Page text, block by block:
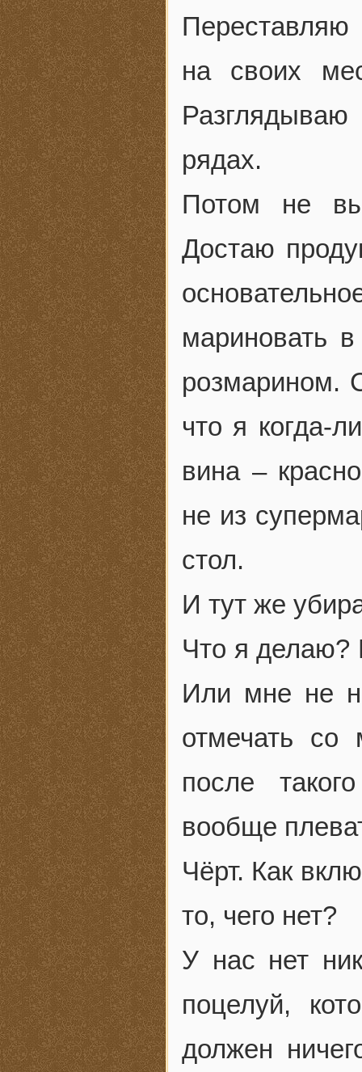
Переставляю
на своих
рядах.
Потом не
Достаю
мариновать
розмарином.
что я когда-
вина –
не из
стол.
И тут же
Что я делаю?
Или мне не
отмечать со
после
вообще
Чёрт. Как
то, чего нет?
У нас нет
поцелуй,
должен